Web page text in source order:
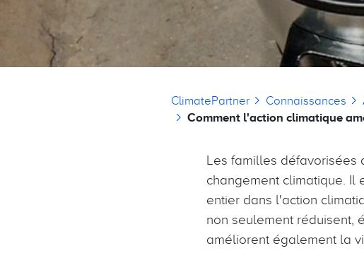
Fil d'Ariane
ClimatePartner Connaissances
Comment l'action climatique
Les familles défavorisées
changement climatique.
entier dans l'action
non seulement réduisent,
améliorent également la